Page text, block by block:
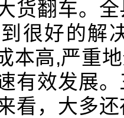
货翻车。
很好的解
本高,严重
有效发展
看，大多